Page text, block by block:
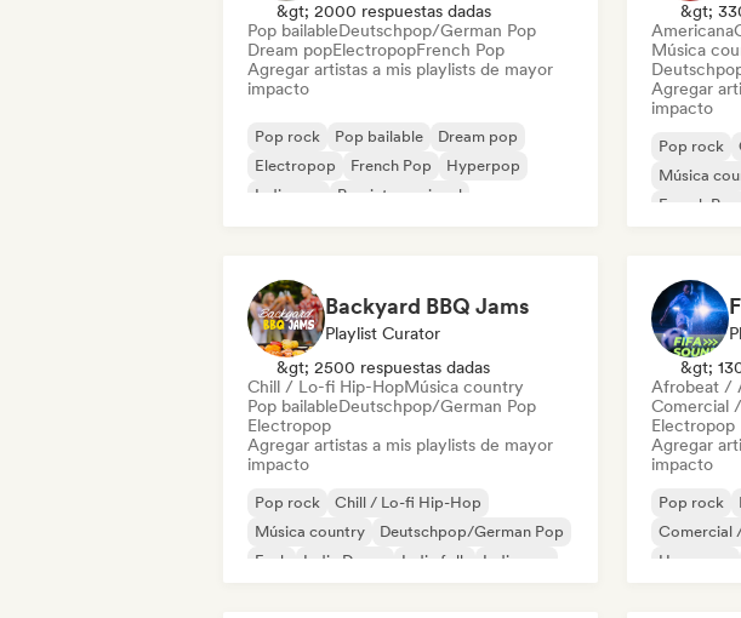
&gt; 2000 respuestas dadas
Pop bailableDeutschpop/German Pop
Dream popElectropopFrench Pop
Agregar artistas a mis playlists de mayor
impacto
Pop rock Pop bailable
Dream pop
Electropop
French Pop
Hyperpop
Indie pop
Pop internacional
&gt;
Americana
Música
Agregar
impacto
Pop rock
Música
French Pop
Backyard BBQ Jams
Playlist Curator
&gt; 2500 respuestas dadas
Chill / Lo-fi Hip-HopMúsica country
Pop bailableDeutschpop/German Pop
Electropop
Agregar artistas a mis playlists de mayor
impacto
Pop rock
Chill / Lo-fi Hip-Hop
Música country
Deutschpop/German Pop
Funk
Indie Dance Indie folk Indie pop
&gt;
Afrobeat /
Comercial
Electropop
Agregar
impacto
Pop rock
Comercial
Hyperpop